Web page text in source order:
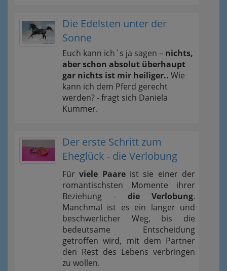
Die Edelsten unter der
Sonne
Euch kann ich´s ja sagen – nichts,
aber schon absolut überhaupt
gar nichts ist mir heiliger.. Wie
kann ich dem Pferd gerecht
werden? - fragt sich Daniela
Kummer.
Der erste Schritt zum
Eheglück - die Verlobung
Fürviele Paareist sie einer der
romantischsten Momente ihrer
Beziehung - die Verlobung.
Manchmal ist es ein langer und
beschwerlicher Weg, bis die
bedeutsame Entscheidung
getroffen wird, mit dem Partner
den Rest des Lebens verbringen
zu wollen.